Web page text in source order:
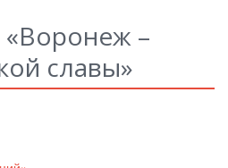
«Воронеж –
славы»